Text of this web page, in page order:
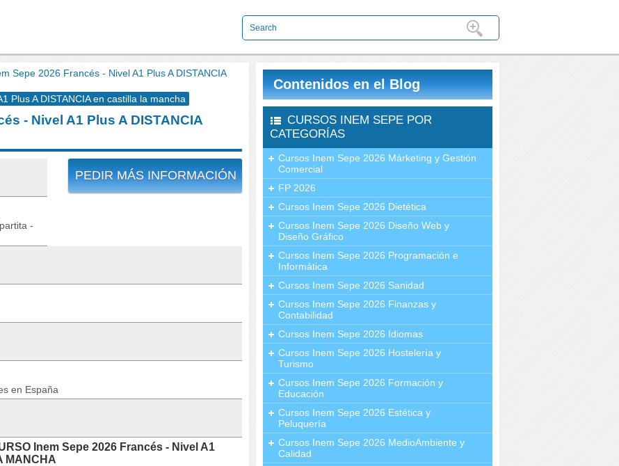
Sepe 2026 Francés - Nivel A1 Plus A DISTANCIA
Plus A DISTANCIA en castilla la mancha
- Nivel A1 Plus A DISTANCIA
PEDIR MÁS INFORMACIÓN
-
en España
Inem Sepe 2026 Francés - Nivel A1
MANCHA
Contenidos en el Blog
CURSOS INEM SEPE POR
CATEGORÍAS
Cursos Inem Sepe 2026 Márketing y Gestión
Comercial
FP 2026
Cursos Inem Sepe 2026 Dietética
Cursos Inem Sepe 2026 Diseño Web y
Diseño Gráfico
Cursos Inem Sepe 2026 Programación e
Informática
Cursos Inem Sepe 2026 Sanidad
Cursos Inem Sepe 2026 Finanzas y
Contabilidad
Cursos Inem Sepe 2026 Idiomas
Cursos Inem Sepe 2026 Hostelería y
Turismo
Cursos Inem Sepe 2026 Formación y
Educación
Cursos Inem Sepe 2026 Estética y
Peluquería
Cursos Inem Sepe 2026 MedioAmbiente y
Calidad